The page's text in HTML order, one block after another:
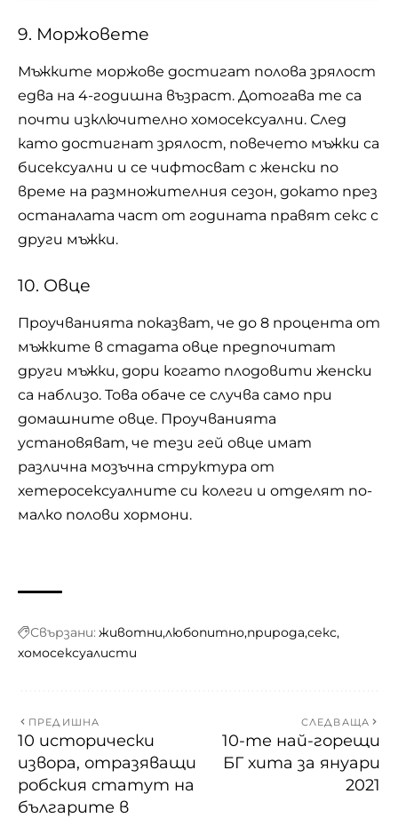
9. Моржовете
Мъжките моржове достигат полова зрялост
едва на 4-годишна възраст. Дотогава те са
почти изключително хомосексуални. След
като достигнат зрялост, повечето мъжки са
бисексуални и се чифтосват с женски по
време на размножителния сезон, докато през
останалата част от годината правят секс с
други мъжки.
10. Овце
Проучванията показват, че до 8 процента от
мъжките в стадата овце предпочитат
други мъжки, дори когато плодовити женски
са наблизо. Това обаче се случва само при
домашните овце. Проучванията
установяват, че тези гей овце имат
различна мозъчна структура от
хетеросексуалните си колеги и отделят по-
малко полови хормони.
Свързани: животни любопитно природа секс
хомосексуалисти
ПРЕДИШНА
10 исторически
извора, отразяващи
робския статут на
българите в
СЛЕДВАЩА
10-те най-горещи
БГ хита за януари
2021